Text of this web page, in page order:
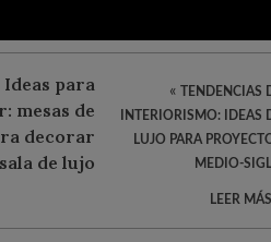
« TENDENCIAS
INTERIORISMO: IDEAS
LUJO PARA
MEDIO-
LEER